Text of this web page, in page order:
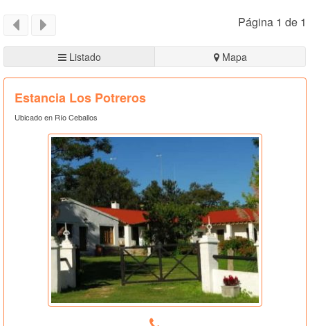
Página 1 de 1
Listado Mapa
Estancia Los Potreros
Ubicado en Río Ceballos